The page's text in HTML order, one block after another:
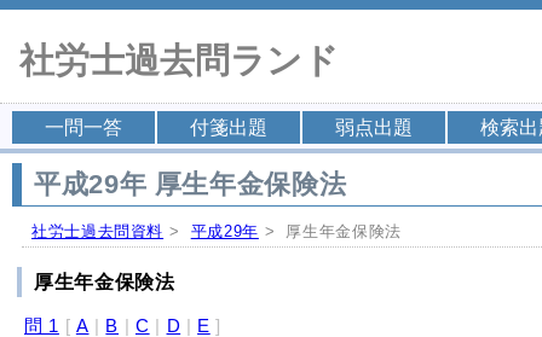
社労士過去問ランド
一問一答 付箋出題 弱点出題 検索出
平成29年 厚生年金保険法
社労士過去問資料 > 平成29年 > 厚生年金保険法
厚生年金保険法
問 1 [ A | B | C | D | E ]